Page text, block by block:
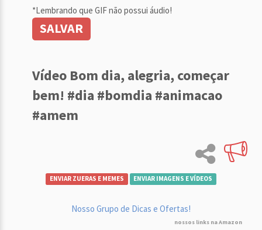
*Lembrando que GIF não possui áudio!
SALVAR
Vídeo Bom dia, alegria, começar
bem! #dia #bomdia #animacao
#amem
ENVIAR ZUERAS E MEMES ENVIAR IMAGENS E VÍDEOS
Nosso Grupo de Dicas e Ofertas!
nossos links na Amazon